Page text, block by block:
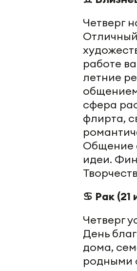
Четверг
работе
летние
сфера
флирта,
Общение
идеи.
♋ Рак
Четверг
День
дома,
родными